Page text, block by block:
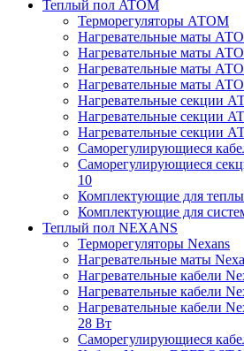
Теплый пол ATOM
Терморегуляторы АТОМ
Нагревательные маты
Нагревательные маты
Нагревательные маты
Нагревательные маты
Нагревательные секции
Нагревательные секции
Нагревательные секции
Саморегулирующиеся
Саморегулирующиеся
10
Комплектующие для
Комплектующие для
Теплый пол NEXANS
Терморегуляторы Nexans
Нагревательные маты
Нагревательные кабели
Нагревательные кабели
Нагревательные кабели
28 Вт
Саморегулирующиеся